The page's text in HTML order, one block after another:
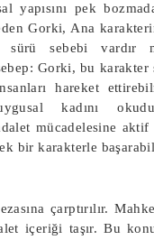
yapısını pek
Gorki, Ana
sürü sebebi vardır
Gorki, bu
hareket
kadını
mücadelesine
bir karakterle
çarptırılır.
içeriği taşır. Bu